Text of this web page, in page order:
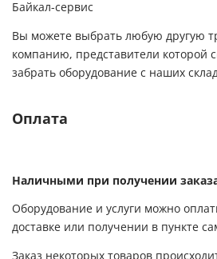
Байкал-сервис
Вы можете выбрать любую другую
компанию, представители которой
забрать оборудование с наших
Оплата
Наличными при получении
Оборудование и услуги можно
доставке или получении в пункте
Заказ некоторых товаров